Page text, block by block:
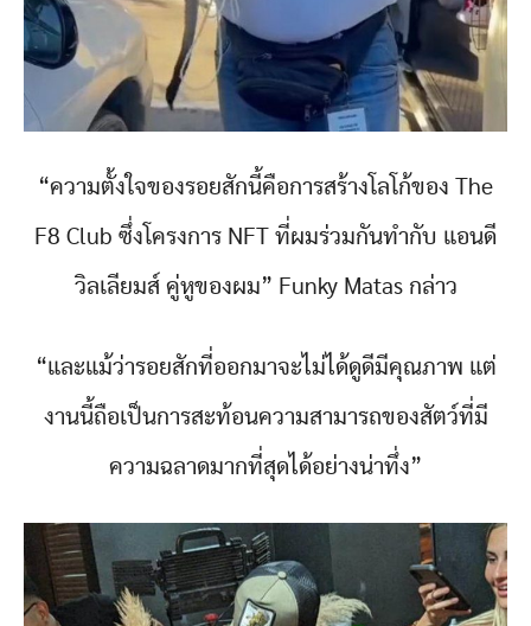
“ความตั้งใจของรอยสักนี้คือการสร้างโลโก้ของ The
F8 Club ซึ่งโครงการ NFT ที่ผมร่วมกันทำกับ แอนดี
วิลเลียมส์ คู่หูของผม” Funky Matas กล่าว
“และแม้ว่ารอยสักที่ออกมาจะไม่ได้ดูดีมีคุณภาพ แต่
งานนี้ถือเป็นการสะท้อนความสามารถของสัตว์ที่มี
ความฉลาดมากที่สุดได้อย่างน่าทึ่ง”